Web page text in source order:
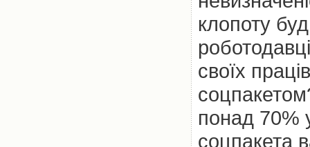
клопоту
своїх
понад 70%
соцпакета